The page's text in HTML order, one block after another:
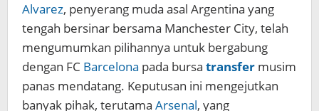
Alvarez, penyerang muda asal Argentina yang
tengah bersinar bersama Manchester City, telah
mengumumkan pilihannya untuk bergabung
dengan FC Barcelona pada bursa transfer musim
panas mendatang. Keputusan ini mengejutkan
banyak pihak, terutama Arsenal, yang